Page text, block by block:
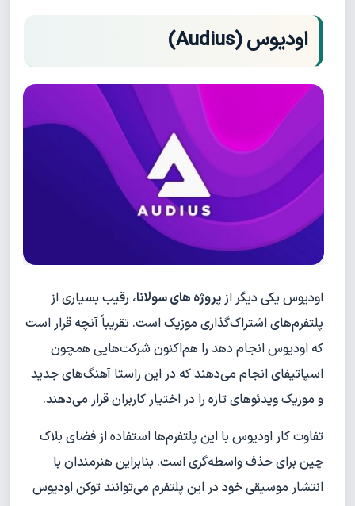
اودیوس (Audius)
اودیوس یکی دیگر ازپروژه های سولانا، رقیب بسیاری از
پلتفرم‌های اشتراک‌گذاری موزیک است. تقریباً آنچه قرار است
که اودیوس انجام دهد را هم‌اکنون شرکت‌هایی همچون
اسپاتیفای انجام می‌دهند که در این راستا آهنگ‌های جدید
و موزیک ویدئوهای تازه را در اختیار کاربران قرار می‌دهند.
تفاوت کار اودیوس با این پلتفرم‌ها استفاده از فضای بلاک
چین برای حذف واسطه‌گری است. بنابراین هنرمندان با
انتشار موسیقی خود در این پلتفرم می‌توانند توکن اودیوس